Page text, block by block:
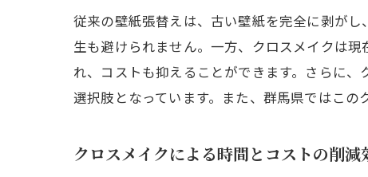
従来の壁紙張替えは、古い壁紙を完全に剥が
生も避けられません。一方、クロスメイクは
れ、コストも抑えることができます。さらに
選択肢となっています。また、群馬県ではこの
クロスメイクによる時間とコストの削減